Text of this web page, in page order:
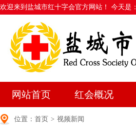
欢迎来到盐城市红十字会官方网站！ 今天是：
网站首页 红会概况
位置： 首页 > 视频新闻